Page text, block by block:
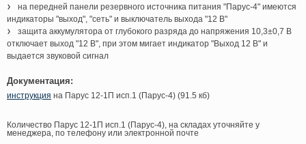
на передней панели резервного источника питания "Парус-4" имеются
индикаторы "выход", "сеть" и выключатель выхода "12 В"
защита аккумулятора от глубокого разряда до напряжения 10,3±0,7 В
отключает выход "12 В", при этом мигает индикатор "Выход 12 В" и
выдается звуковой сигнал
Документация:
инструкция на Парус 12-1П исп.1 (Парус-4) (91.5 кб)
Количество Парус 12-1П исп.1 (Парус-4), на складах уточняйте у
менеджера, по телефону или электронной почте